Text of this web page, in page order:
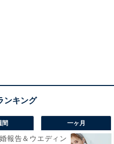
間 一ヶ月
報告＆ウエディン